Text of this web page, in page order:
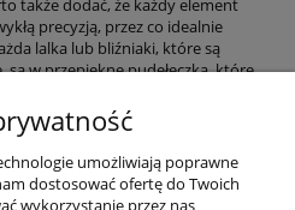
także dodać, że każdy element
precyzją, przez co idealnie
lalka lub bliźniaki, które są
w przepiękne pudełeczka, które
około 24 centymetrów, co daje
Warto pamiętać, iż zabawki
umożliwiają poprawne
dostosować ofertę do Twoich
wykorzystanie przez nas